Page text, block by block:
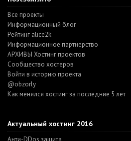
Все проекты
Информационный блог
Рейтинг alice2k
Информационное партнерство
АРХИВЫ Хостинг проектов
Cообщество хостеров
Войти в историю проекта
@obzorly
Как менялся хостинг за последние 5 лет
Актуальный хостинг 2016